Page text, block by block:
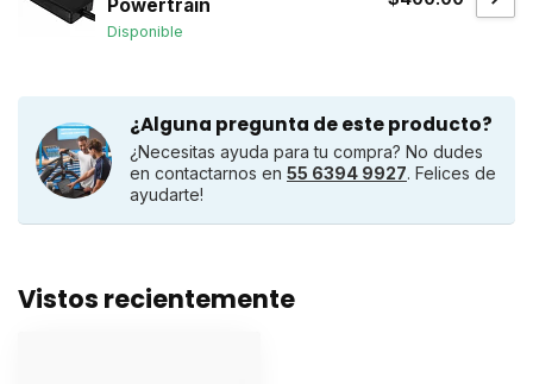
Powertrain
Disponible
¿Alguna pregunta de este producto?
¿Necesitas ayuda para tu compra? No dudes
en contactarnos en 55 6394 9927. Felices de
ayudarte!
Vistos recientemente